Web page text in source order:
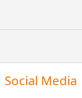
Social Media